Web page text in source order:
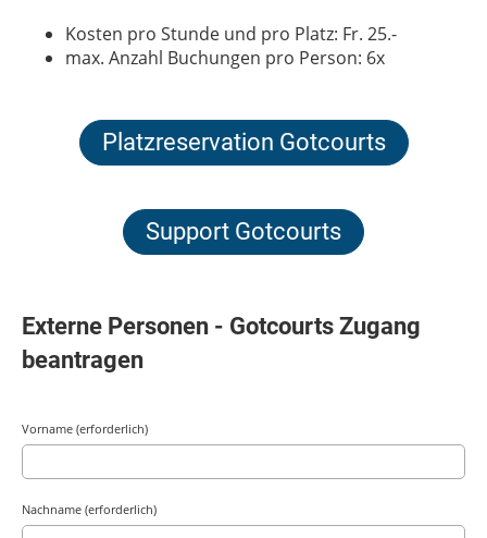
Kosten pro Stunde und pro Platz: Fr. 25.-
max. Anzahl Buchungen pro Person: 6x
Platzreservation Gotcourts
Support Gotcourts
Externe Personen - Gotcourts Zugang
beantragen
Vorname (erforderlich)
Nachname (erforderlich)